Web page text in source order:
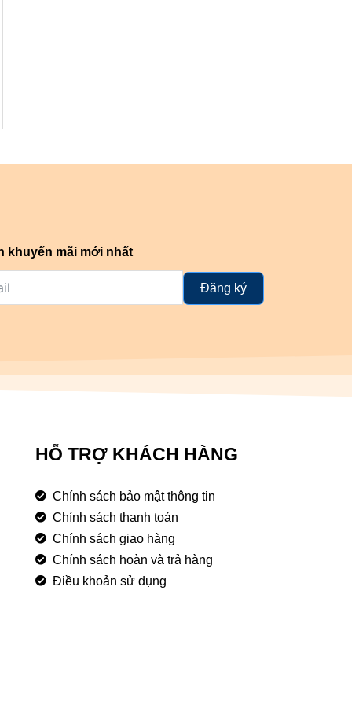
khuyến mãi mới nhất
Đăng ký
HỖ TRỢ KHÁCH HÀNG
Chính sách bảo mật thông tin
Chính sách thanh toán
Chính sách giao hàng
Chính sách hoàn và trả hàng
Điều khoản sử dụng